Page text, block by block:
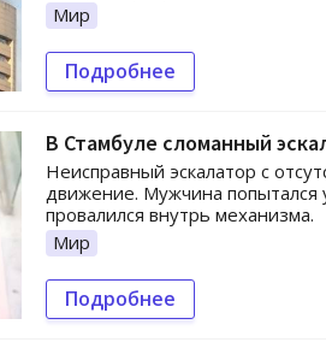
Мир
Подробнее
В Стамбуле сломанный
Неисправный эскалатор с
движение. Мужчина попытался
провалился внутрь механизма.
Мир
Подробнее